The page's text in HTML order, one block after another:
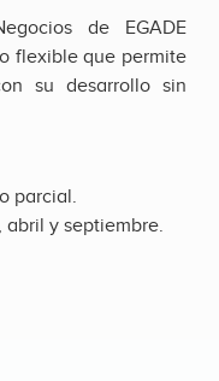
de EGADE
flexible que permite
su desarrollo sin
parcial.
abril y septiembre.